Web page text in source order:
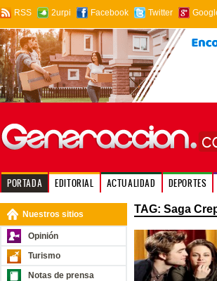
RSS 2urpi Facebook Twitter
PORTADA EDITORIAL ACTUALIDAD DEPORTES
Nuestros sitios
Opinión
Turismo
Notas de prensa
TAG: Saga